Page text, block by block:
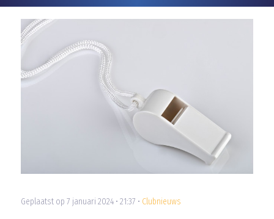
Geplaatst op 7 januari 2024 • 21:37 • Clubnieuws